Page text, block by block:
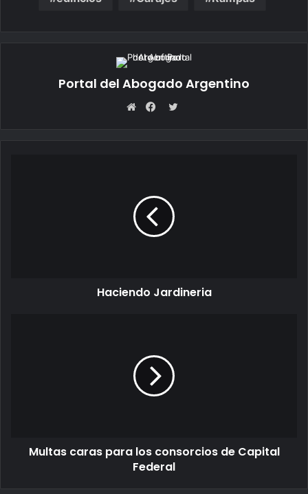
Portal del Abogado Argentino
Haciendo Jardineria
Multas caras para los consorcios de Capital
Federal